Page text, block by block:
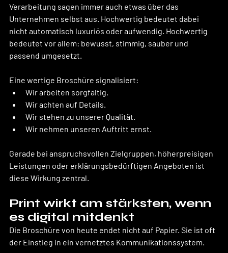
Verarbeitung sagen immer auch etwas über das
Unternehmen selbst aus. Hochwertig bedeutet dabei
nicht automatisch luxuriös oder aufwendig. Hochwertig
bedeutet vor allem: bewusst, stimmig, sauber und
passend umgesetzt.
Eine wertige Broschüre signalisiert:
Wir arbeiten sorgfältig.
Wir achten auf Details.
Wir stehen zu unserer Qualität.
Wir nehmen unseren Auftritt ernst.
Gerade bei anspruchsvollen Zielgruppen, höherpreisigen
Leistungen oder erklärungsbedürftigen Angeboten ist
diese Wirkung zentral.
Print wirkt am stärksten, wenn
es digital mitdenkt
Die Broschüre von heute endet nicht auf Papier. Sie ist oft
der Einstieg in ein vernetztes Kommunikationssystem.